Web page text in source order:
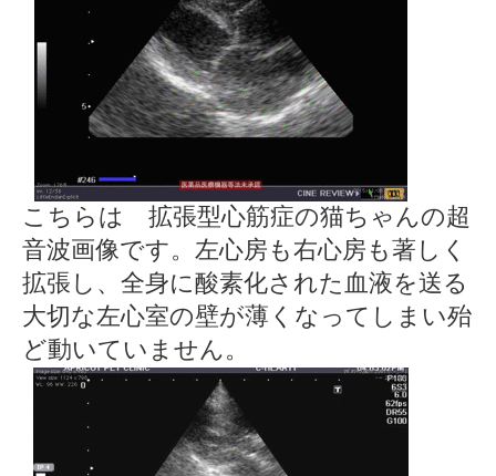
こちらは 拡張型心筋症の猫ちゃんの超
音波画像です。左心房も右心房も著しく
拡張し、全身に酸素化された血液を送る
大切な左心室の壁が薄くなってしまい殆
ど動いていません。